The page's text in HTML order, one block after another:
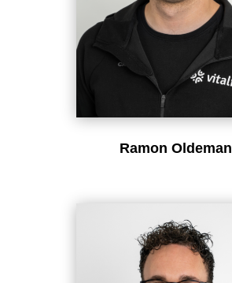
Ramon Oldeman